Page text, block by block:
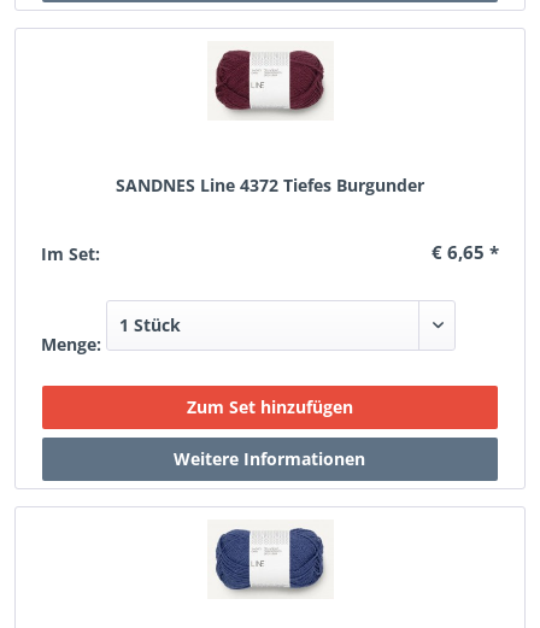
SANDNES Line 4372 Tiefes Burgunder
Im Set: € 6,65 *
Menge: